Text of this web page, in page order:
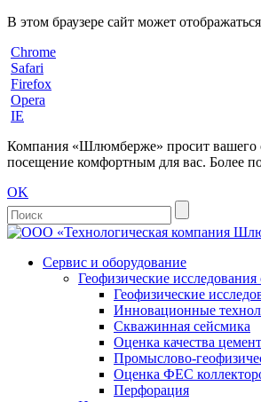
В этом браузере сайт может
Chrome
Safari
Firefox
Opera
IE
Компания «Шлюмберже» просит вашего
посещение комфортным для вас. Более
OK
Сервис и оборудование
Геофизические
Геофизические
Инновационные
Скважинная сейсмика
Оценка качества
Промыслово-
Оценка ФЕС
Перфорация